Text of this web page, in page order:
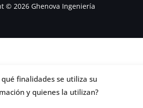
qué finalidades se utiliza su
y quienes la utilizan?
© 2026 Ghenova Ingeniería